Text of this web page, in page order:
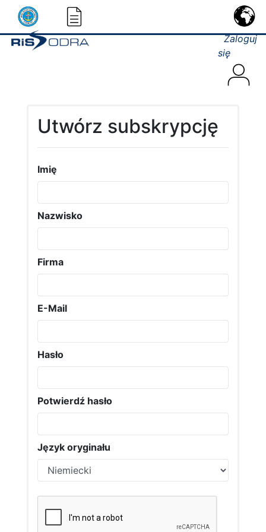
Zaloguj
się
Utwórz subskrypcję
Imię
Nazwisko
Firma
E-Mail
Hasło
Potwierdź hasło
Język oryginału